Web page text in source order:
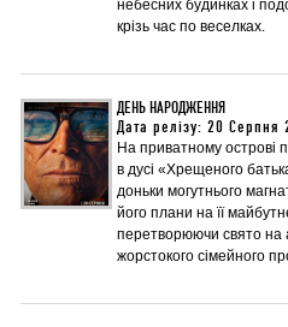
небесних будинках і
крізь час по веселках.
ДЕНЬ НАРОДЖЕННЯ
Дата релізу: 20 Серпня
На приватному острові
в дусі «Хрещеного
доньки могутнього
його плани на її
перетворюючи свято на
жорстокого сімейного